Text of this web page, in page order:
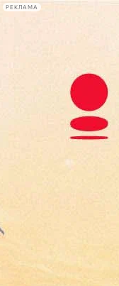
РЕКЛАМА
Сегодня:
2026.08.09
01:37
Афиша Plus